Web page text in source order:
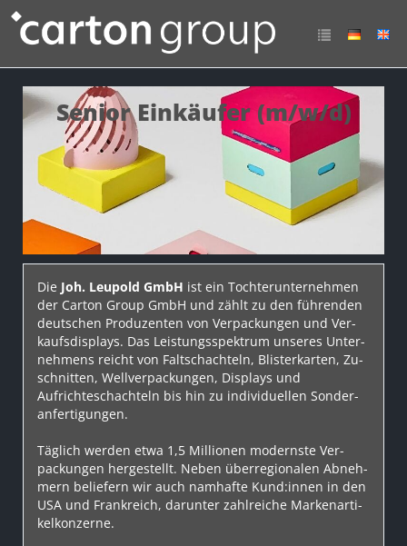
Senior Einkäufer (m/w/d)
Die Joh. Leupold GmbH ist ein Toch­ter­un­ter­neh­men
der Carton Group GmbH und zählt zu den füh­ren­den
deut­schen Pro­du­zen­ten von Ver­pack­un­gen und Ver­
kaufs­dis­plays. Das Leis­tungs­spek­trum un­se­res Un­ter­
neh­mens rei­cht von Falt­schach­teln, Blisterkarten, Zu­
schnit­ten, Well­ver­pack­un­gen, Dis­plays und
Aufrichteschachteln bis hin zu in­di­vi­du­el­len Son­der­
an­fer­ti­gun­gen.
Täg­lich wer­den et­wa 1,5 Mil­li­on­en mo­derns­te Ver­
pack­un­gen her­ge­stellt. Ne­ben über­re­gi­o­na­len Ab­neh­
mern be­lie­fern wir auch nam­haf­te Kund:innen in den
USA und Frank­reich, da­run­ter zahl­rei­che Mar­ken­ar­ti­
kel­kon­zer­ne.